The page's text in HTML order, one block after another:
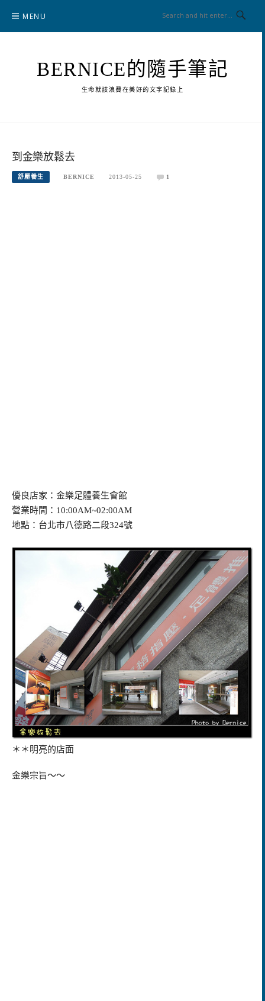
content
MENU
BERNICE的隨手筆記
生命就該浪費在美好的文字記錄上
到金樂放鬆去
舒壓養生 BERNICE 2013-05-25 1
優良店家：金樂足體養生會館
營業時間： 10:00AM~02:00AM
地點：台北市八德路二段324號
＊＊明亮的店面
金樂宗旨～～